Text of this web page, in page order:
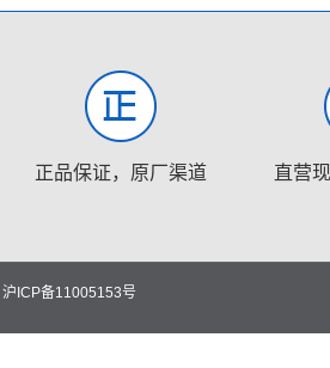
正品保证，原厂渠道 直营
沪ICP备11005153号